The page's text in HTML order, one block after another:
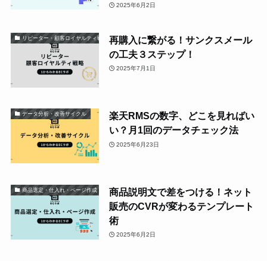
2025年6月2日
リピーター・顧客ロイヤルティ戦略
再購入に繋がる！サンクスメール
の工夫３ステップ！
2025年7月1日
データ分析・改善サイクル
楽天RMSの数字、どこを見ればい
い？月1回のデータチェック法
2025年6月23日
商品選定・仕入れ・ページ作成
商品説明文で差をつける！ネット
販売のCVRが変わるテンプレート
術
2025年6月2日